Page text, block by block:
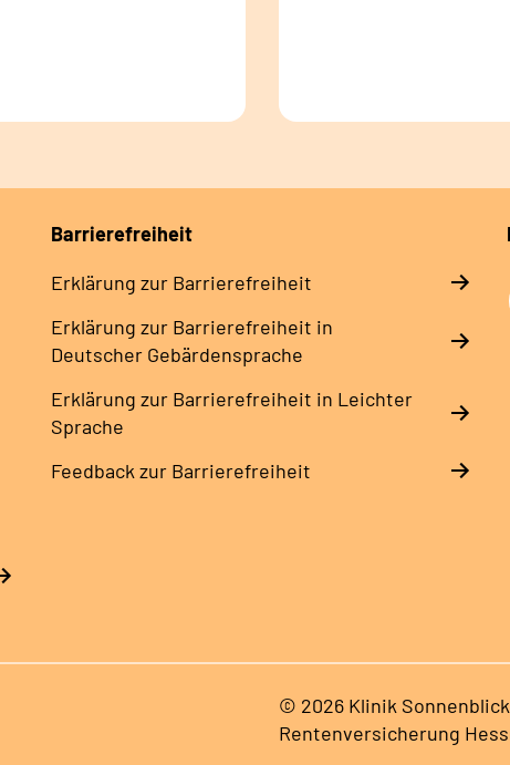
Barrierefreiheit
Erklärung zur Barrierefreiheit
Erklärung zur Barrierefreiheit in
Deutscher Gebärdensprache
Erklärung zur Barrierefreiheit in Leichter
Sprache
Feedback zur Barrierefreiheit
© 2026 Klinik
Rentenversicherung